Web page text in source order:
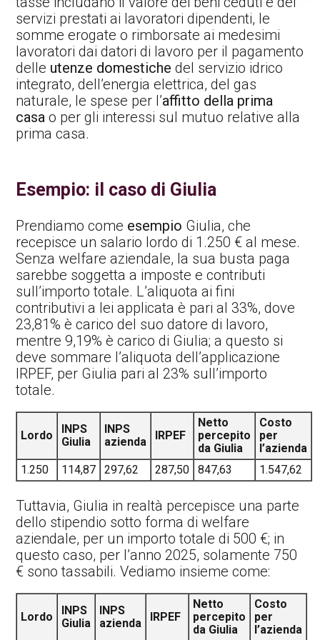
servizi prestati ai lavoratori dipendenti, le
somme erogate o rimborsate ai medesimi
lavoratori dai datori di lavoro per il pagamento
delle utenze domestiche del servizio idrico
integrato, dell’energia elettrica, del gas
naturale, le spese per l’affitto della prima
casa o per gli interessi sul mutuo relative alla
prima casa.
Esempio: il caso di Giulia
Prendiamo come esempio Giulia, che
recepisce un salario lordo di 1.250 € al mese.
Senza welfare aziendale, la sua busta paga
sarebbe soggetta a imposte e contributi
sull’importo totale. L’aliquota ai fini
contributivi a lei applicata è pari al 33%, dove
23,81% è carico del suo datore di lavoro,
mentre 9,19% è carico di Giulia; a questo si
deve sommare l’aliquota dell’applicazione
IRPEF, per Giulia pari al 23% sull’importo
totale.
Lordo
INPS
Giulia
INPS
azienda
IRPEF
Netto
percepito
da Giulia
Costo
per
l’azienda
1.250
114,87 297,62 287,50 847,63 1.547,62
Tuttavia, Giulia in realtà percepisce una parte
dello stipendio sotto forma di welfare
aziendale, per un importo totale di 500 €; in
questo caso, per l’anno 2025, solamente 750
€ sono tassabili. Vediamo insieme come:
Lordo
INPS
Giulia
INPS
azienda
IRPEF
Netto
percepito
da Giulia
Costo
per
l’azienda